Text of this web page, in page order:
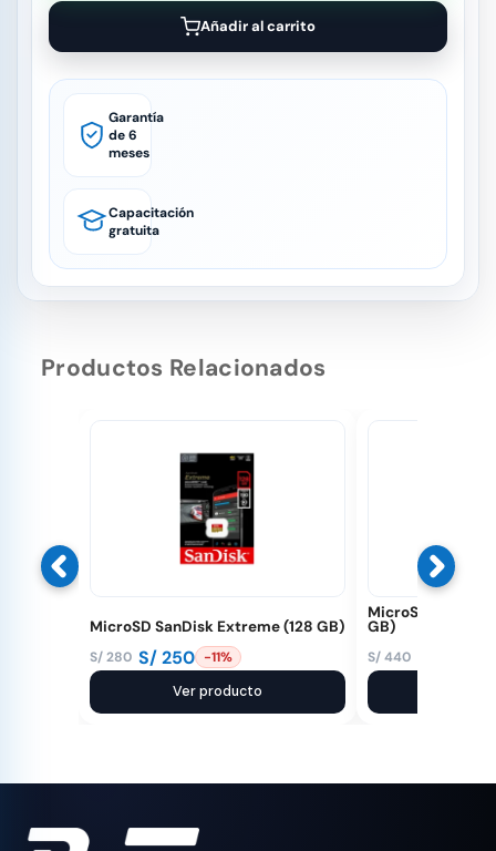
Añadir al carrito
Garantía
de 6
meses
Capacitación
gratuita
Productos Relacionados
MicroSD SanDisk Extreme (128 GB)
S/280
El
original
S/250
El
actual
-11%
Ver producto
MicroSD
GB)
S/440
El
original
El
actual